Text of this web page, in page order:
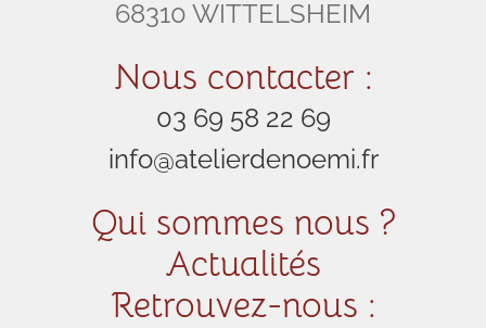
68310 WITTELSHEIM
Nous contacter :
03 69 58 22 69
info@atelierdenoemi.fr
Qui sommes nous ?
Actualités
Retrouvez-nous :